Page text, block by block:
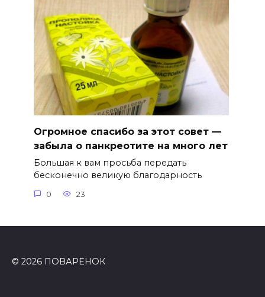
Огромное спасибо за этот совет —
забыла о панкреотите на много лет
Большая к вам просьба передать
бесконечно великую благодарность
0 23
© 2026 ПОВАРЁНОК